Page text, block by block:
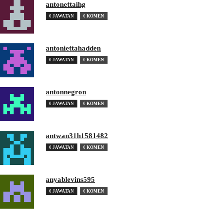
antonettaihg
0 JAWATAN 0 KOMEN
antoniettahadden
0 JAWATAN 0 KOMEN
antonnegron
0 JAWATAN 0 KOMEN
antwan31h1581482
0 JAWATAN 0 KOMEN
anyablevins595
0 JAWATAN 0 KOMEN